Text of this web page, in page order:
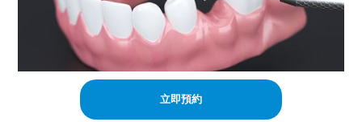
立即預約